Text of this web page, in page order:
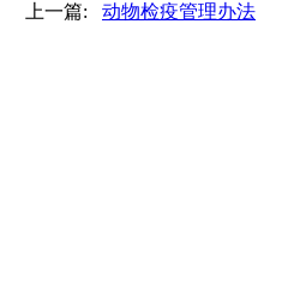
上一篇: 动物检疫管理办法